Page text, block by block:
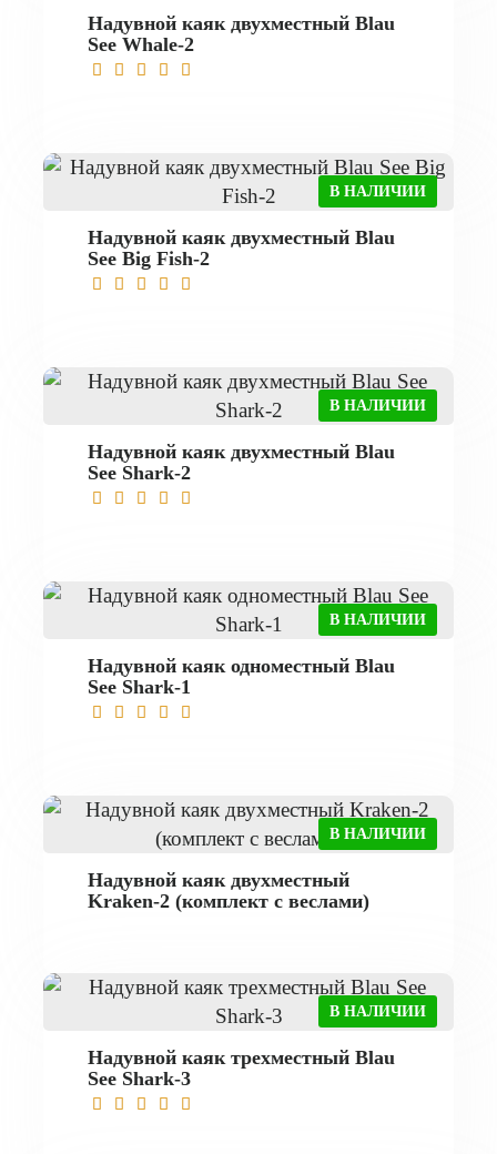
Надувной каяк двухместный Blau
See Whale-2
В НАЛИЧИИ
Надувной каяк двухместный Blau
See Big Fish-2
В НАЛИЧИИ
Надувной каяк двухместный Blau
See Shark-2
В НАЛИЧИИ
Надувной каяк одноместный Blau
See Shark-1
В НАЛИЧИИ
Надувной каяк двухместный
Kraken-2 (комплект с веслами)
В НАЛИЧИИ
Надувной каяк трехместный Blau
See Shark-3